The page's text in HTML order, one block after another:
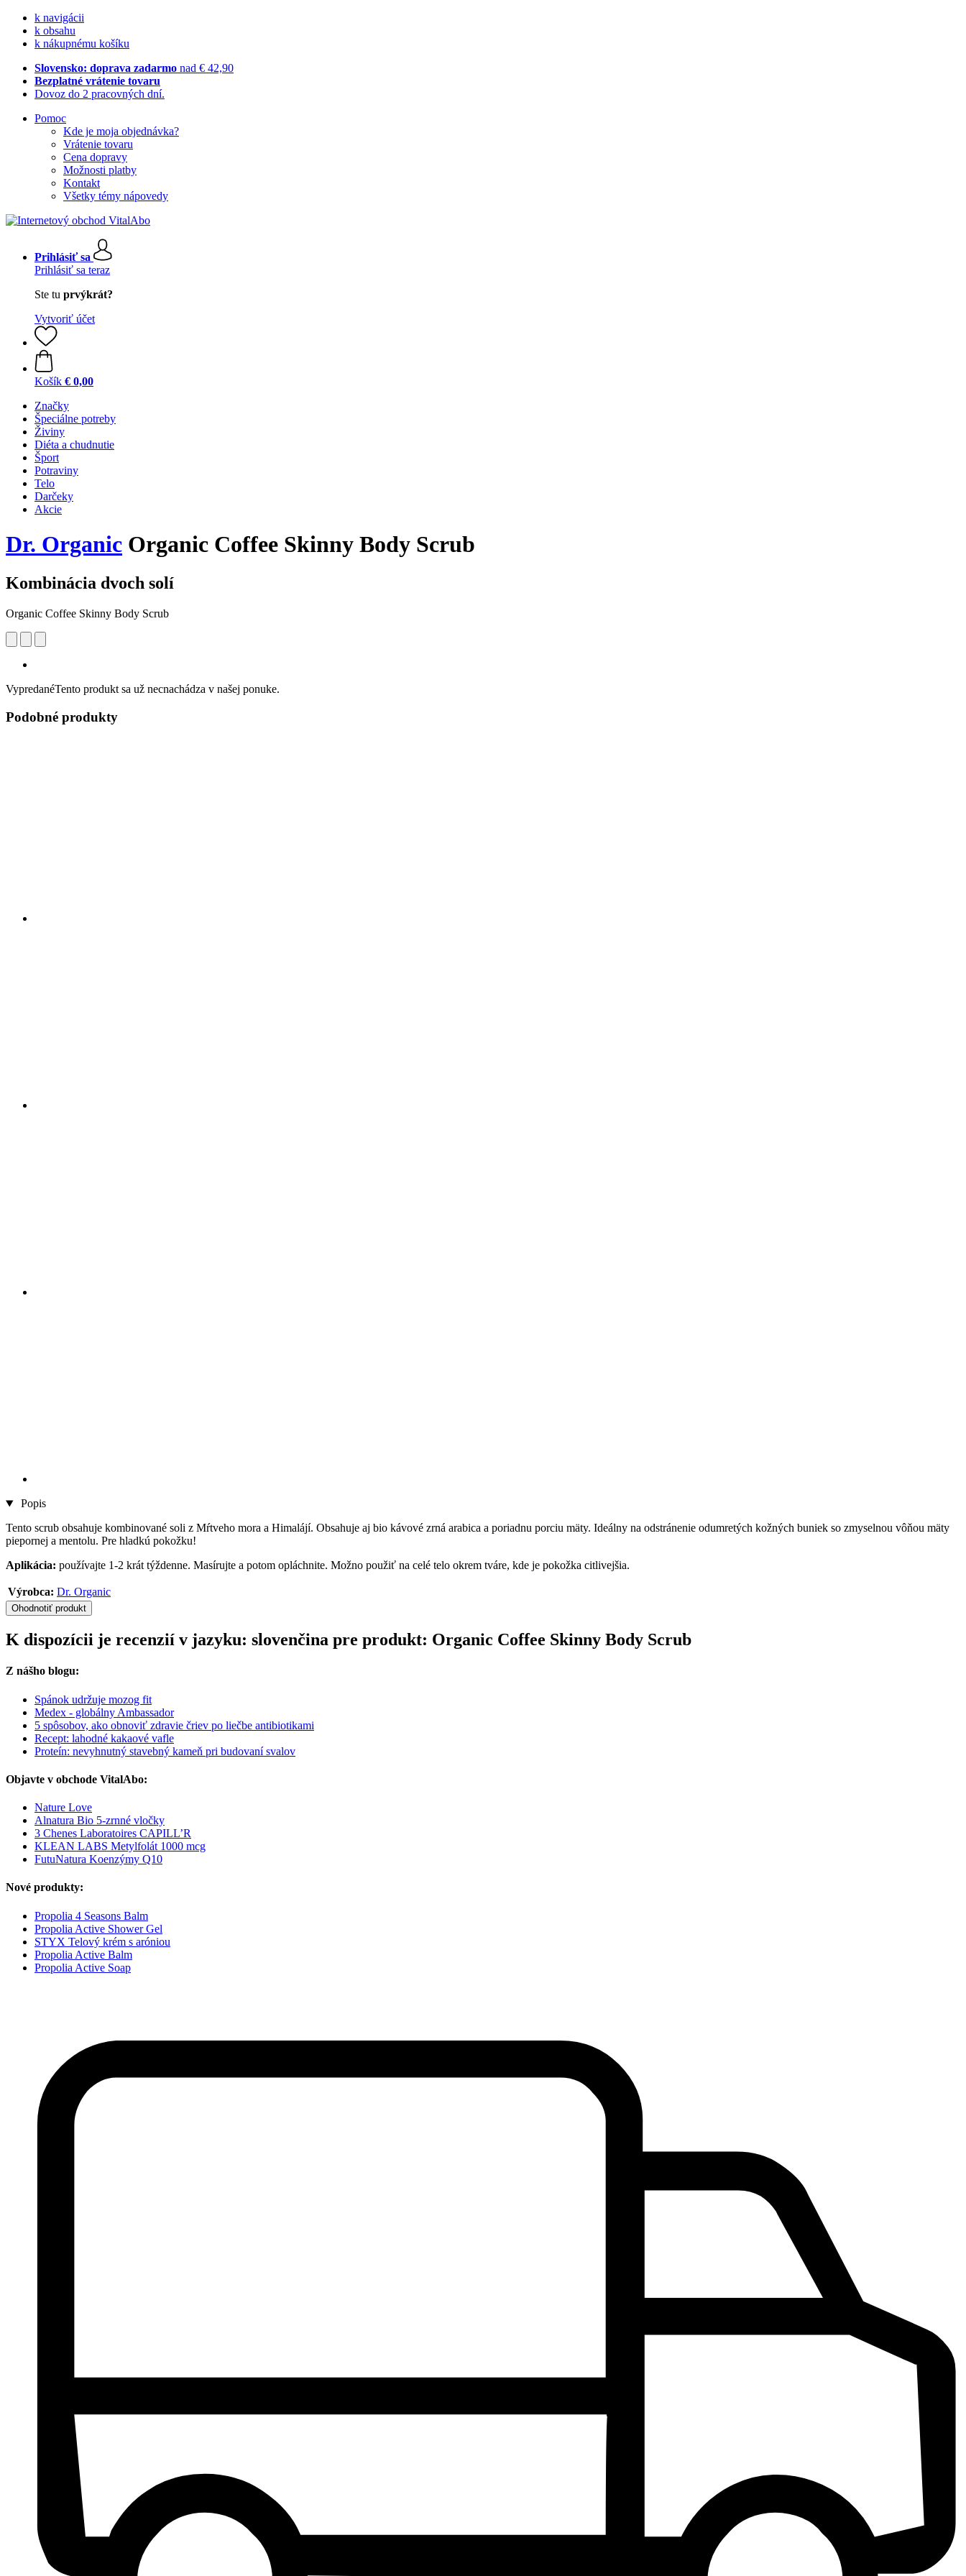
k navigácii
k obsahu
k nákupnému košíku
Slovensko: doprava zadarmo nad € 42,90
Bezplatné vrátenie tovaru
Dovoz do 2 pracovných dní.
Pomoc
Kde je moja objednávka?
Vrátenie tovaru
Cena dopravy
Možnosti platby
Kontakt
Všetky témy nápovedy
Prihlásiť sa
Prihlásiť sa teraz
Ste tu prvýkrát?
Vytvoriť účet
Košík € 0,00
Značky
Špeciálne potreby
Živiny
Diéta a chudnutie
Šport
Potraviny
Telo
Darčeky
Akcie
Dr. Organic Organic Coffee Skinny Body Scrub
Kombinácia dvoch solí
Organic Coffee Skinny Body Scrub
VypredanéTento produkt sa už necnachádza v našej ponuke.
Podobné produkty
Popis
Tento scrub obsahuje kombinované soli z Mŕtveho mora a Himalájí. Obsahuje aj bio kávové zrná arabica a poriadnu porciu mäty. Ideálny na odstránenie odumretých kožných buniek so zmyselnou vôňou mäty
piepornej a mentolu. Pre hladkú pokožku!
Aplikácia: používajte 1-2 krát týždenne. Masírujte a potom opláchnite. Možno použiť na celé telo okrem tváre, kde je pokožka citlivejšia.
Výrobca: Dr. Organic
Ohodnotiť produkt
K dispozícii je recenzií v jazyku: slovenčina pre produkt: Organic Coffee Skinny Body Scrub
Z nášho blogu:
Spánok udržuje mozog fit
Medex - globálny Ambassador
5 spôsobov, ako obnoviť zdravie čriev po liečbe antibiotikami
Recept: lahodné kakaové vafle
Proteín: nevyhnutný stavebný kameň pri budovaní svalov
Objavte v obchode VitalAbo:
Nature Love
Alnatura Bio 5-zrnné vločky
3 Chenes Laboratoires CAPILL’R
KLEAN LABS Metylfolát 1000 mcg
FutuNatura Koenzýmy Q10
Nové produkty:
Propolia 4 Seasons Balm
Propolia Active Shower Gel
STYX Telový krém s aróniou
Propolia Active Balm
Propolia Active Soap